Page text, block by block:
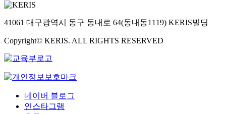
41061 대구광역시 동구 동내로 64(동내동1119) KERIS빌딩
Copyright© KERIS. ALL RIGHTS RESERVED
네이버 블로그
인스타그램